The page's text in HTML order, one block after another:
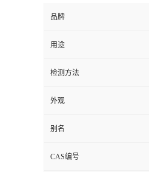
品牌
用途
检测方法
外观
别名
CAS编号